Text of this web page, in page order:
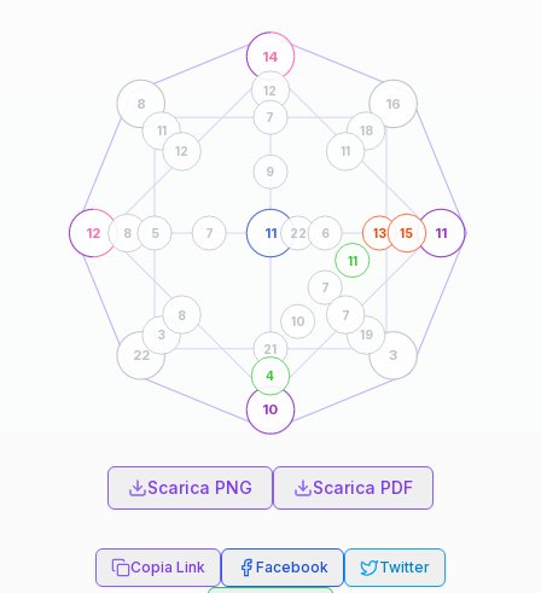
12
14
11
10
11
8 16
22 3
21
10
7
11
13
8
12
15
4
5
7
22 6
7
9
11
12
18
11
3
8
19
7
Scarica PNG Scarica PDF
Copia Link Facebook Twitter